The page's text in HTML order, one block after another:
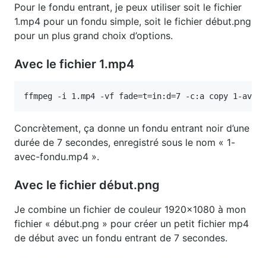
Pour le fondu entrant, je peux utiliser soit le fichier
1.mp4 pour un fondu simple, soit le fichier début.png
pour un plus grand choix d’options.
Avec le fichier 1.mp4
Concrètement, ça donne un fondu entrant noir d’une
durée de 7 secondes, enregistré sous le nom « 1-
avec-fondu.mp4 ».
Avec le fichier début.png
Je combine un fichier de couleur 1920x1080 à mon
fichier « début.png » pour créer un petit fichier mp4
de début avec un fondu entrant de 7 secondes.